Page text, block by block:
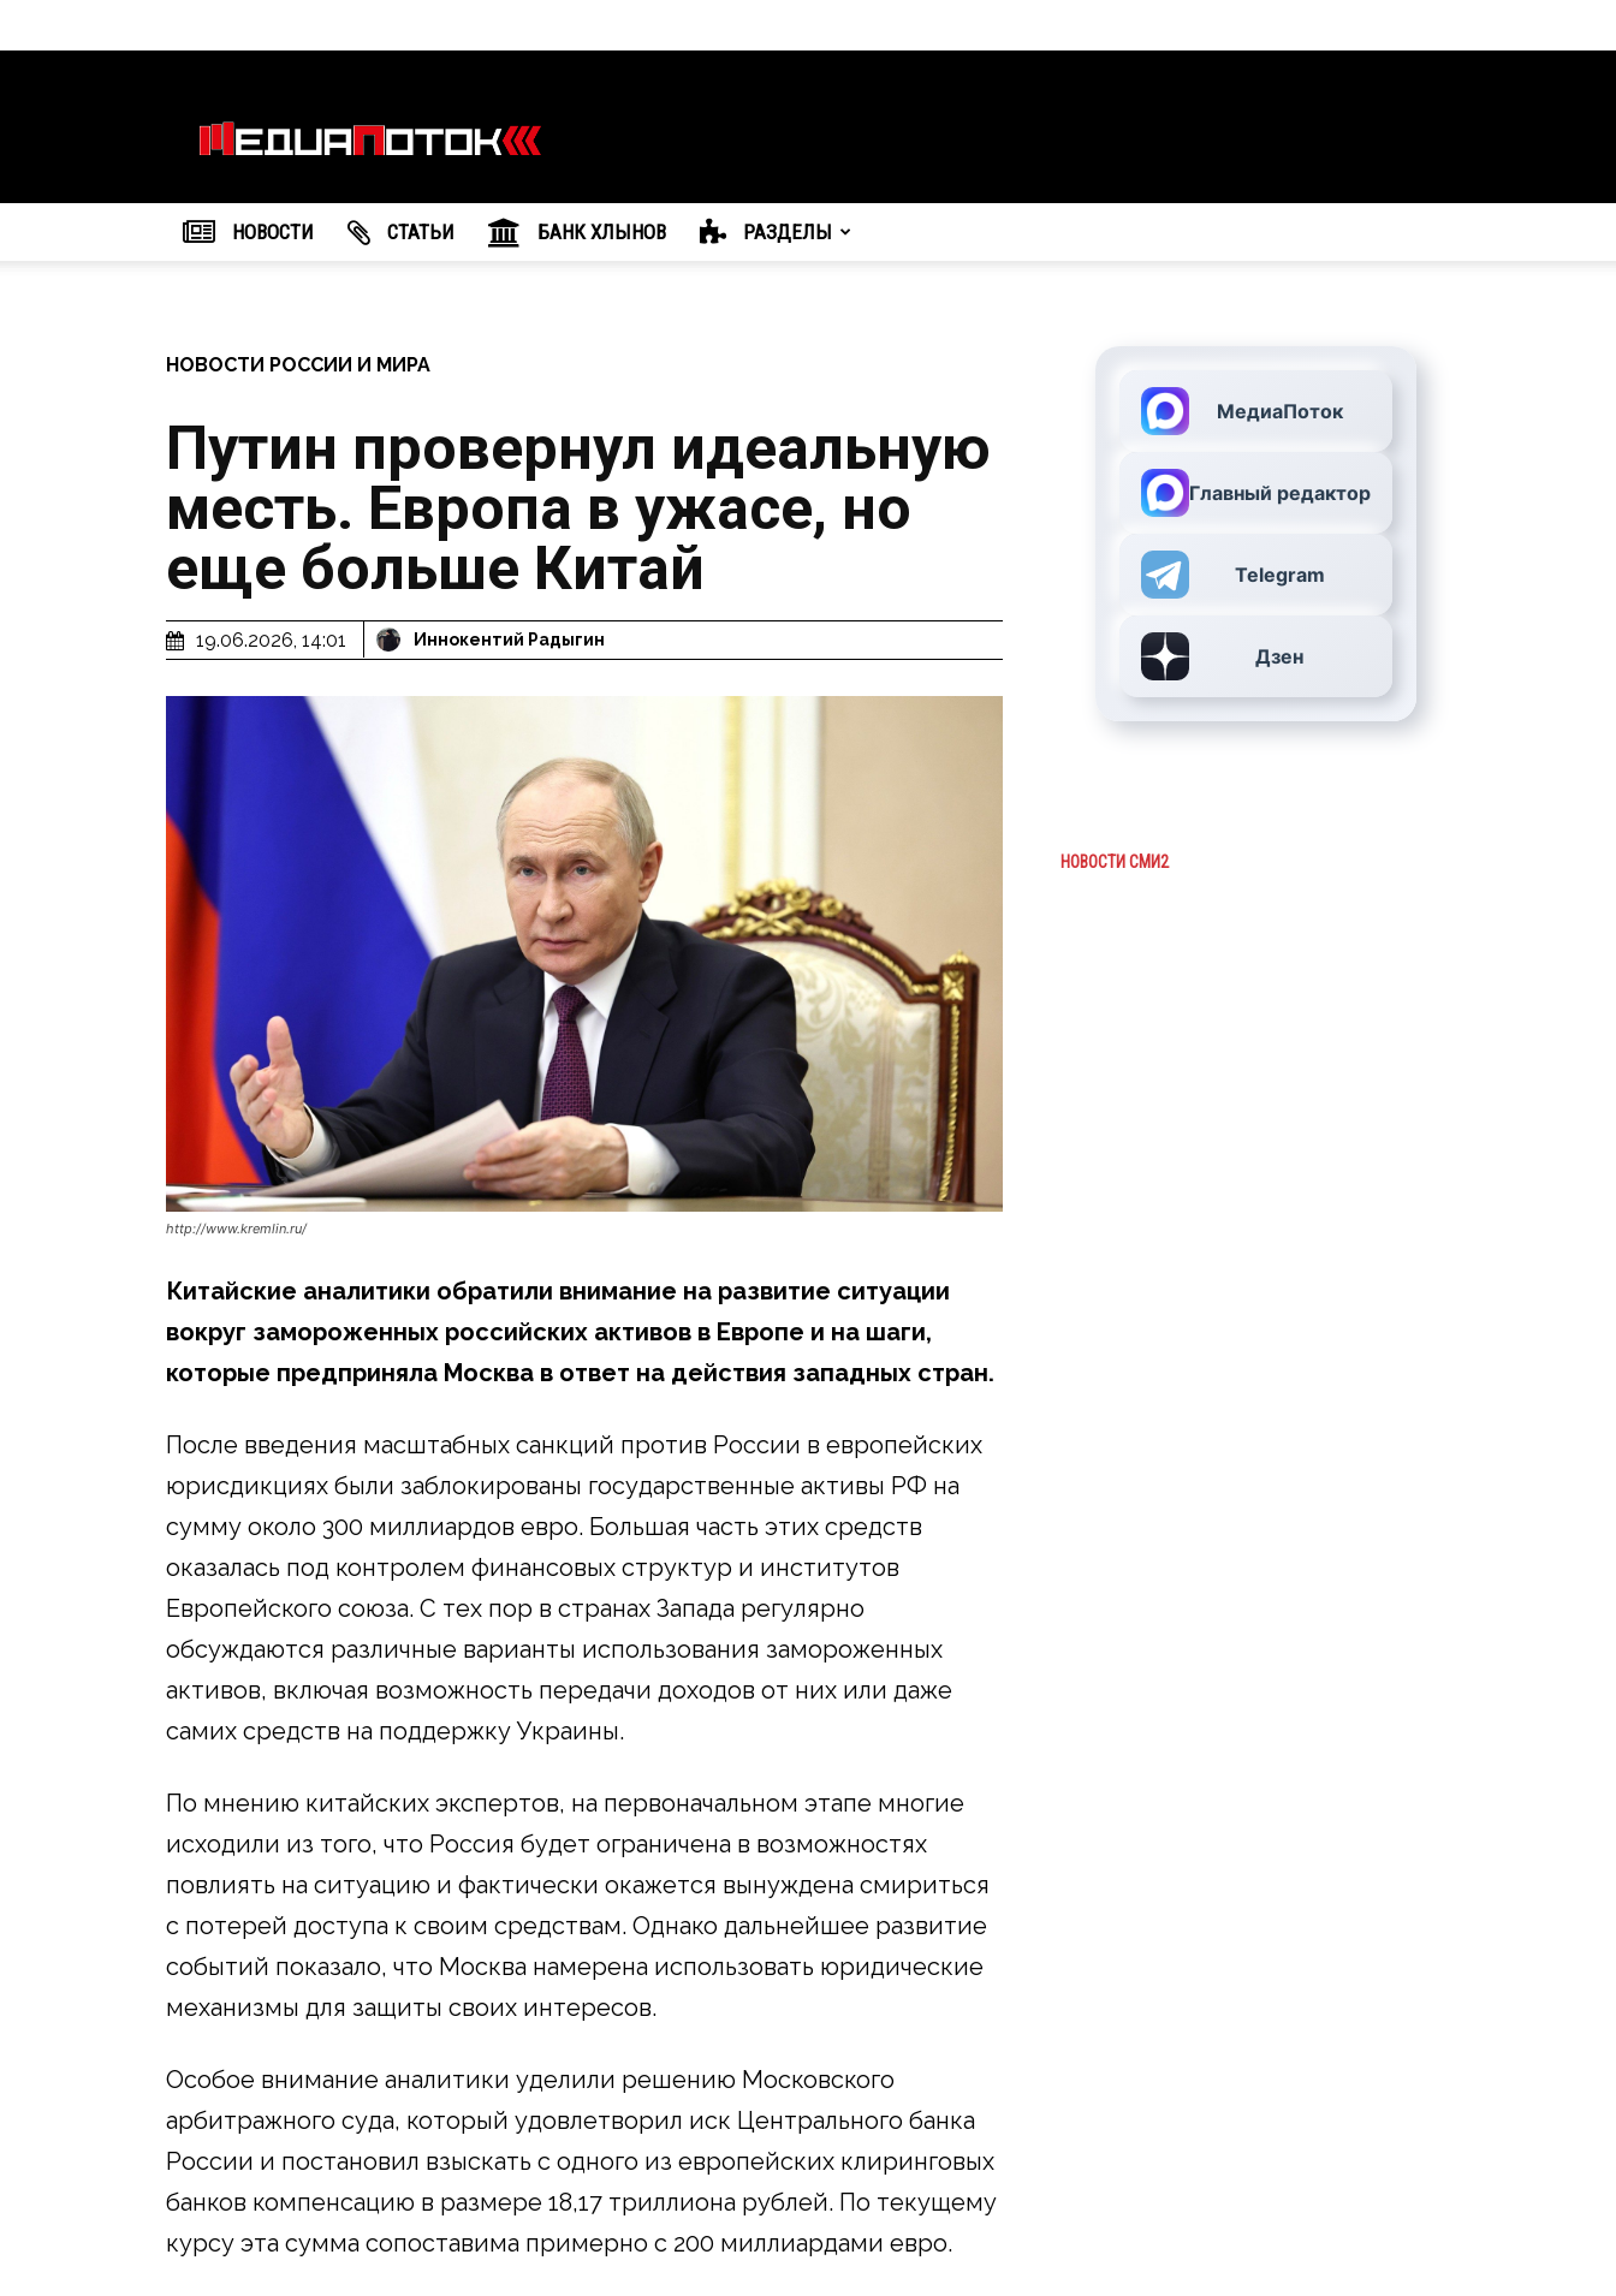
агентство
"МедиаПоток"
НОВОСТИ CТАТЬИ БАНК ХЛЫНОВ РАЗДЕЛЫ
НОВОСТИ РОССИИ И МИРА
Путин провернул идеальную
месть. Европа в ужасе, но
еще больше Китай
19.06.2026, 14:01 Иннокентий Радыгин
http://www.kremlin.ru/
Китайские аналитики обратили внимание на развитие ситуации
вокруг замороженных российских активов в Европе и на шаги,
которые предприняла Москва в ответ на действия западных стран.
После введения масштабных санкций против России в европейских
юрисдикциях были заблокированы государственные активы РФ на
сумму около 300 миллиардов евро. Большая часть этих средств
оказалась под контролем финансовых структур и институтов
Европейского союза. С тех пор в странах Запада регулярно
обсуждаются различные варианты использования замороженных
активов, включая возможность передачи доходов от них или даже
самих средств на поддержку Украины.
По мнению китайских экспертов, на первоначальном этапе многие
исходили из того, что Россия будет ограничена в возможностях
повлиять на ситуацию и фактически окажется вынуждена смириться
с потерей доступа к своим средствам. Однако дальнейшее развитие
событий показало, что Москва намерена использовать юридические
механизмы для защиты своих интересов.
Особое внимание аналитики уделили решению Московского
арбитражного суда, который удовлетворил иск Центрального банка
России и постановил взыскать с одного из европейских клиринговых
банков компенсацию в размере 18,17 триллиона рублей. По текущему
курсу эта сумма сопоставима примерно с 200 миллиардами евро.
МедиаПоток
Главный редактор
Telegram
Дзен
НОВОСТИ СМИ2